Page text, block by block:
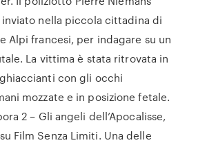
inviato nella piccola cittadina di
Alpi francesi, per indagare su un
La vittima è stata ritrovata in
con gli occhi
mozzate e in posizione fetale.
2 – Gli angeli dell’Apocalisse,
Film Senza Limiti. Una delle